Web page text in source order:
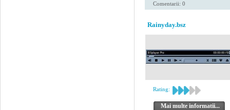
Comentarii: 0
Rainyday.bsz
Rating:
Mai multe informatii...